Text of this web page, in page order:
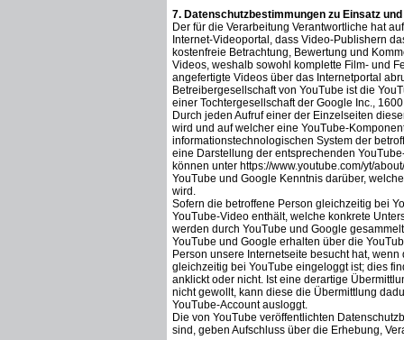
7. Datenschutzbestimmungen zu Einsatz und
Der für die Verarbeitung Verantwortliche hat
Internet-Videoportal, dass Video-Publishern
kostenfreie Betrachtung, Bewertung und
Videos, weshalb sowohl komplette Film- und
angefertigte Videos über das Internetportal
Betreibergesellschaft von YouTube ist die
einer Tochtergesellschaft der Google Inc.,
Durch jeden Aufruf einer der Einzelseiten
wird und auf welcher eine YouTube-
informationstechnologischen System der
eine Darstellung der entsprechenden
können unter https://www.youtube.com/yt/
YouTube und Google Kenntnis darüber,
wird.
Sofern die betroffene Person gleichzeitig bei
YouTube-Video enthält, welche konkrete
werden durch YouTube und Google
YouTube und Google erhalten über die
Person unsere Internetseite besucht hat,
gleichzeitig bei YouTube eingeloggt ist; dies
anklickt oder nicht. Ist eine derartige
nicht gewollt, kann diese die Übermittlung
YouTube-Account ausloggt.
Die von YouTube veröffentlichten
sind, geben Aufschluss über die Erhebung,